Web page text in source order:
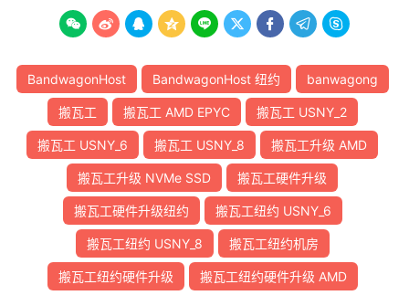
        
BandwagonHost BandwagonHost 纽约 banwagong
搬瓦工 搬瓦工 AMD EPYC 搬瓦工 USNY_2
搬瓦工 USNY_6 搬瓦工 USNY_8 搬瓦工升级 AMD
搬瓦工升级 NVMe SSD 搬瓦工硬件升级
搬瓦工硬件升级纽约 搬瓦工纽约 USNY_6
搬瓦工纽约 USNY_8 搬瓦工纽约机房
搬瓦工纽约硬件升级 搬瓦工纽约硬件升级 AMD